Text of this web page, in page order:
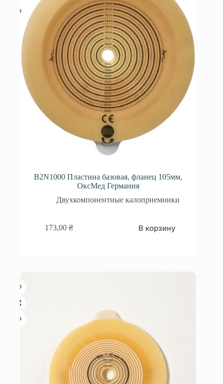
B2N1000 Пластина базовая, фланец 105мм,
ОксМед Германия
Двухкомпонентные калоприемники
173,00₴ В корзину